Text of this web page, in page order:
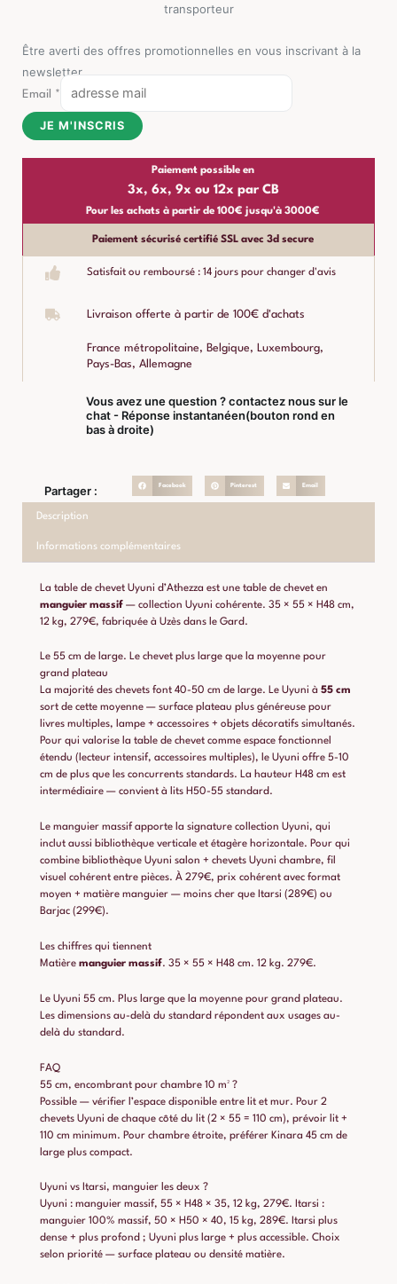
transporteur
Être averti des offres promotionnelles en vous inscrivant à la
newsletter
Email *
JE M'INSCRIS
Paiement possible en
3x, 6x, 9x ou 12x par CB
Pour les achats à partir de 100€ jusqu'à 3000€
Paiement sécurisé certifié SSL avec 3d secure
Satisfait ou remboursé : 14 jours pour changer d'avis
Livraison offerte à partir de 100€ d'achats
France métropolitaine, Belgique, Luxembourg,
Pays-Bas, Allemagne
Vous avez une question ? contactez nous sur le
chat - Réponse instantanéen(bouton rond en
bas à droite)
Partager : Facebook Pinterest Email
Description
Informations complémentaires
La table de chevet Uyuni d’Athezza est une table de chevet en
manguier massif — collection Uyuni cohérente. 35 × 55 × H48 cm,
12 kg, 279€, fabriquée à Uzès dans le Gard.
Le 55 cm de large. Le chevet plus large que la moyenne pour
grand plateau
La majorité des chevets font 40-50 cm de large. Le Uyuni à 55 cm
sort de cette moyenne — surface plateau plus généreuse pour
livres multiples, lampe + accessoires + objets décoratifs simultanés.
Pour qui valorise la table de chevet comme espace fonctionnel
étendu (lecteur intensif, accessoires multiples), le Uyuni offre 5-10
cm de plus que les concurrents standards. La hauteur H48 cm est
intermédiaire — convient à lits H50-55 standard.
Le manguier massif apporte la signature collection Uyuni, qui
inclut aussi bibliothèque verticale et étagère horizontale. Pour qui
combine bibliothèque Uyuni salon + chevets Uyuni chambre, fil
visuel cohérent entre pièces. À 279€, prix cohérent avec format
moyen + matière manguier — moins cher que Itarsi (289€) ou
Barjac (299€).
Les chiffres qui tiennent
Matière manguier massif. 35 × 55 × H48 cm. 12 kg. 279€.
Le Uyuni 55 cm. Plus large que la moyenne pour grand plateau.
Les dimensions au-delà du standard répondent aux usages au-
delà du standard.
FAQ
55 cm, encombrant pour chambre 10 m² ?
Possible — vérifier l’espace disponible entre lit et mur. Pour 2
chevets Uyuni de chaque côté du lit (2 × 55 = 110 cm), prévoir lit +
110 cm minimum. Pour chambre étroite, préférer Kinara 45 cm de
large plus compact.
Uyuni vs Itarsi, manguier les deux ?
Uyuni : manguier massif, 55 × H48 × 35, 12 kg, 279€. Itarsi :
manguier 100% massif, 50 × H50 × 40, 15 kg, 289€. Itarsi plus
dense + plus profond ; Uyuni plus large + plus accessible. Choix
selon priorité — surface plateau ou densité matière.